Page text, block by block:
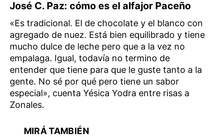
José C. Paz: cómo es el alfajor Paceño
«Es tradicional. El de chocolate y el blanco con
agregado de nuez. Está bien equilibrado y tiene
mucho dulce de leche pero que a la vez no
empalaga. Igual, todavía no termino de
entender que tiene para que le guste tanto a la
gente. No sé por qué pero tiene un sabor
especial», cuenta Yésica Yodra entre risas a
Zonales.